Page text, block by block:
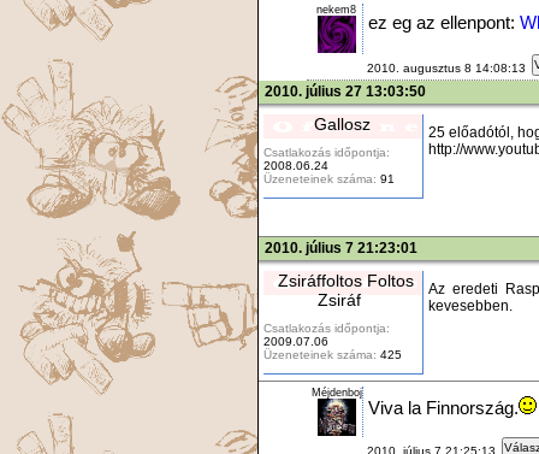
nekem8
ez eg az ellenpont:
2010. augusztus 8 14:08:13
2010. július 27 13:03:50
Gallosz
Csatlakozás időpontja:
2008.06.24
Üzeneteinek száma: 91
25 előadótól,
http://
2010. július 7 21:23:01
Zsiráffoltos Foltos
Zsiráf
Csatlakozás időpontja:
2009.07.06
Üzeneteinek száma: 425
Az eredeti
kevesebben.
Méjdenboj
Viva la Finnország.
2010. július 7 21:25:13